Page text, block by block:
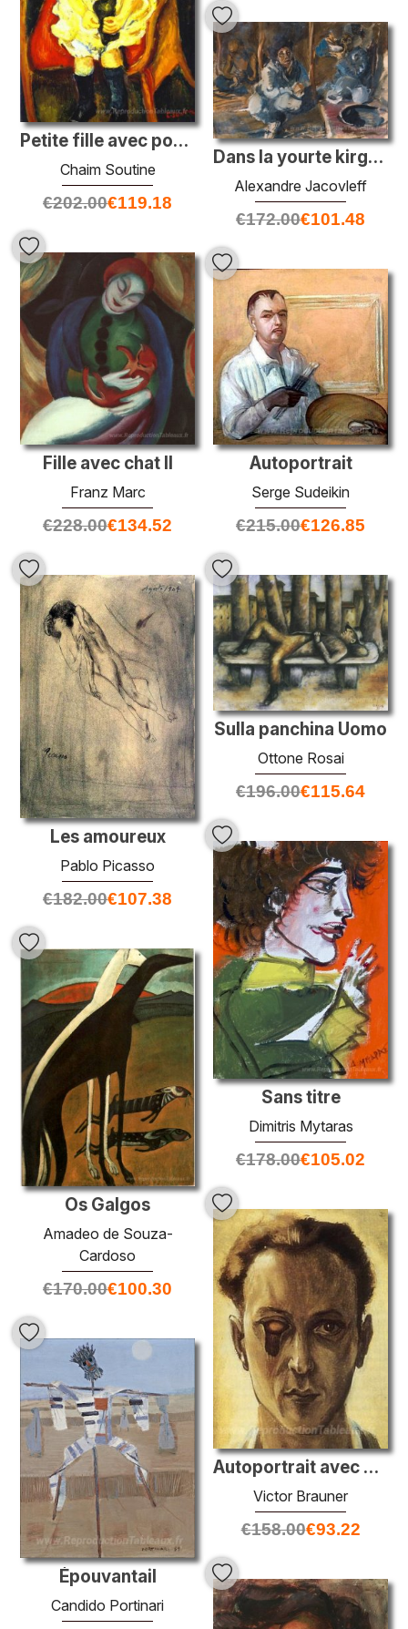
Petite fille avec poupée
Chaim Soutine
€202.00€119.18
Dans la yourte kirghizée
Alexandre Jacovleff
€172.00€101.48
Fille avec chat II
Franz Marc
€228.00€134.52
Autoportrait
Serge Sudeikin
€215.00€126.85
Les amoureux
Pablo Picasso
€182.00€107.38
Sulla panchina Uomo
Ottone Rosai
€196.00€115.64
Sans titre
Dimitris Mytaras
€178.00€105.02
Os Galgos
Amadeo de Souza-
Cardoso
€170.00€100.30
Autoportrait avec un œil pincé
Victor Brauner
€158.00€93.22
Épouvantail
Candido Portinari